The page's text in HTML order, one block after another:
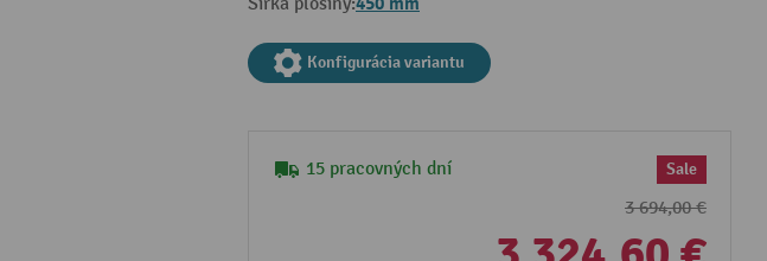
Konfigurácia variantu
15 pracovných dní Sale
3 694,00 €